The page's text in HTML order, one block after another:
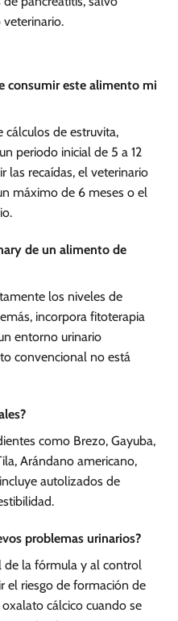
consumir este alimento mi
cálculos de estruvita,
periodo inicial de 5 a 12
las recaídas, el veterinario
máximo de 6 meses o el
de un alimento de
los niveles de
incorpora fitoterapia
entorno urinario
convencional no está
como Brezo, Gayuba,
Arándano americano,
autolizados de
problemas urinarios?
de la fórmula y al control
el riesgo de formación de
cálcico cuando se